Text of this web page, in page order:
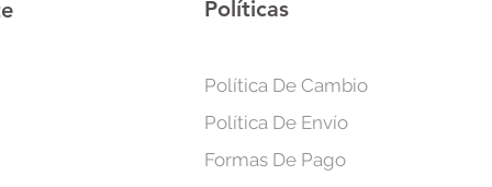
Políticas
Política De Cambio
Política De Envío
Formas De Pago